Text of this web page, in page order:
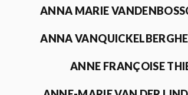
ANNA MARIE
ANNA
ANNE FRANÇOISE